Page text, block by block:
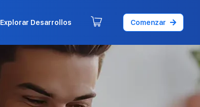
Explorar Desarrollos Comenzar